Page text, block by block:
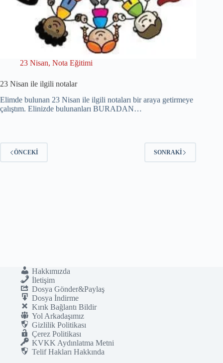
23 Nisan Nota Eğitimi
23 Nisan ile ilgili notalar
Elimde bulunan 23 Nisan ile ilgili notaları bir araya getirmeye
çalıştım. Elinizde bulunanları BURADAN…
ÖNCEKI SONRAKI
Hakkımızda
İletişim
Dosya Gönder&Paylaş
Dosya İndirme
Kırık Bağlantı Bildir
Yol Arkadaşımız
Gizlilik Politikası
Çerez Politikası
KVKK Aydınlatma Metni
Telif Hakları Hakkında